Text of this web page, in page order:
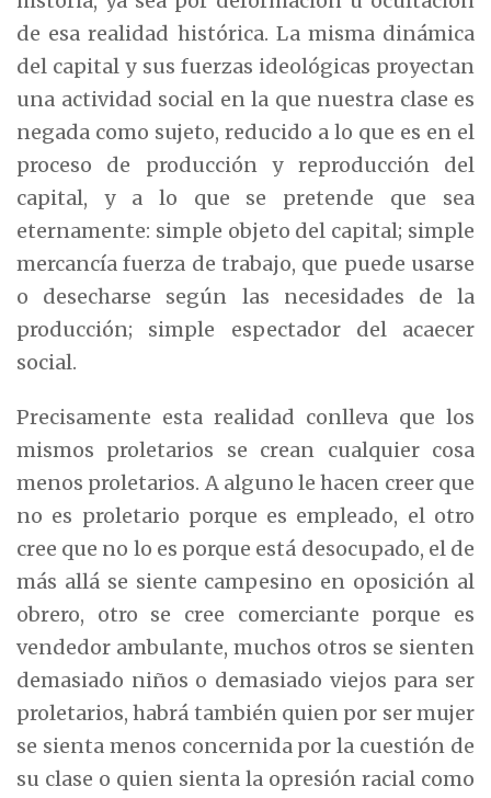
de esa realidad histórica. La misma dinámica
del capital y sus fuerzas ideológicas proyectan
una actividad social en la que nuestra clase es
negada como sujeto, reducido a lo que es en el
proceso de producción y reproducción del
capital, y a lo que se pretende que sea
eternamente: simple objeto del capital; simple
mercancía fuerza de trabajo, que puede usarse
o desecharse según las necesidades de la
producción; simple espectador del acaecer
social.
Precisamente esta realidad conlleva que los
mismos proletarios se crean cualquier cosa
menos proletarios. A alguno le hacen creer que
no es proletario porque es empleado, el otro
cree que no lo es porque está desocupado, el de
más allá se siente campesino en oposición al
obrero, otro se cree comerciante porque es
vendedor ambulante, muchos otros se sienten
demasiado niños o demasiado viejos para ser
proletarios, habrá también quien por ser mujer
se sienta menos concernida por la cuestión de
su clase o quien sienta la opresión racial como